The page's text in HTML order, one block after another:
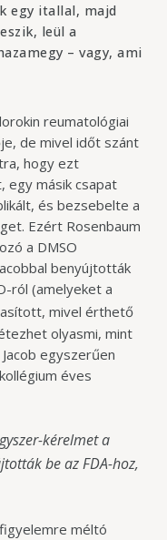
egy itallal, majd
leül a
– vagy, ami
reumatológiai
de mivel időt szánt
hogy ezt
egy másik csapat
és bezsebelte a
Ezért Rosenbaum
a DMSO
benyújtották
ról (amelyeket a
mivel érthető
olyasmi, mint
egyszerűen
éves
kérelmet a
be az FDA-hoz,
méltó